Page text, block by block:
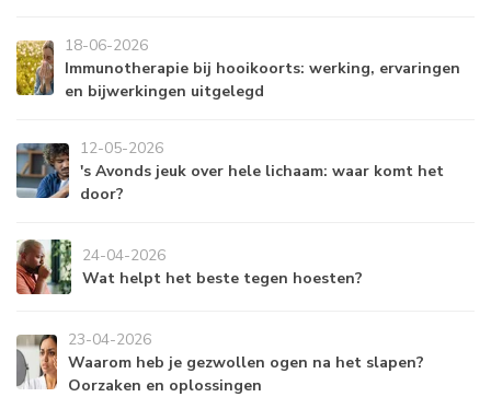
18-06-2026
Immunotherapie bij hooikoorts: werking, ervaringen
en bijwerkingen uitgelegd
12-05-2026
's Avonds jeuk over hele lichaam: waar komt het
door?
24-04-2026
Wat helpt het beste tegen hoesten?
23-04-2026
Waarom heb je gezwollen ogen na het slapen?
Oorzaken en oplossingen